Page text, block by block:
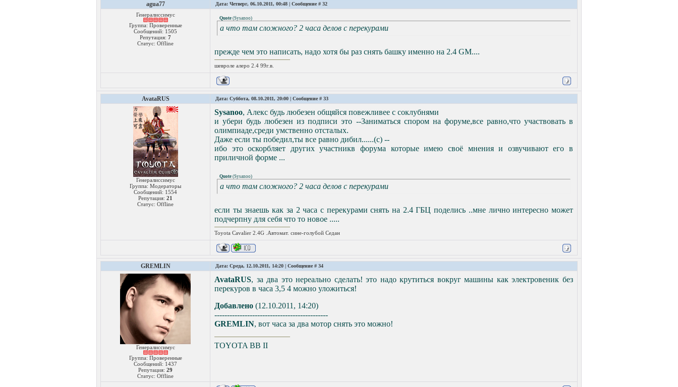
agua77 Дата: Четверг, 06.10.2011, 00:48 | Сообщение # 32
Генералиссимус
Группа: Проверенные
Сообщений: 1505
Репутация: 7
Статус: Offline
Quote (Sysanoo)
а что там сложного? 2 часа делов с перекурами
прежде чем это написать, надо хотя бы раз снять башку именно на 2.4 GM....
шевроле алеро 2.4 99г.в.
AvataRUS Дата: Суббота, 08.10.2011, 20:00 | Сообщение # 33
Генералиссимус
Группа: Модераторы
Сообщений: 1554
Репутация: 21
Статус: Offline
Sysanoo, Алекс будь любезен общяйся повежливее с соклубнями
и убери будь любезен из подписи это --Заниматься спором на форуме,все равно,что участвовать в
олимпиаде,среди умственно отсталых.
Даже если ты победил,ты все равно дибил......(с) --
ибо это оскорбляет других участникв форума которые имею своё мнения и озвучивают его в
приличной форме ...
Quote (Sysanoo)
а что там сложного? 2 часа делов с перекурами
если ты знаешь как за 2 часа с перекурами снять на 2.4 ГБЦ поделись ..мне лично интересно может
подчерпну для себя что то новое .....
Toyota Cavalier 2.4G .Автомат. сине-голубой Седан
GREMLIN Дата: Среда, 12.10.2011, 14:20 | Сообщение # 34
Генералиссимус
Группа: Проверенные
Сообщений: 1437
Репутация: 29
Статус: Offline
AvataRUS, за два это нереально сделать! это надо крутиться вокруг машины как электровеник без
перекуров в часа 3,5 4 можно уложиться!
Добавлено (12.10.2011, 14:20)
---------------------------------------------
GREMLIN, вот часа за два мотор снять это можно!
TOYOTA ВВ II